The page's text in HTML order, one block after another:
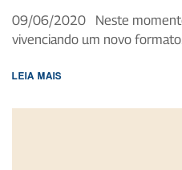
09/06/2020 Neste
vivenciando um novo
LEIA MAIS